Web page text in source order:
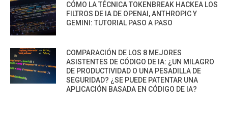
CÓMO LA TÉCNICA TOKENBREAK HACKEA LOS
FILTROS DE IA DE OPENAI, ANTHROPIC Y
GEMINI: TUTORIAL PASO A PASO
COMPARACIÓN DE LOS 8 MEJORES
ASISTENTES DE CÓDIGO DE IA: ¿UN MILAGRO
DE PRODUCTIVIDAD O UNA PESADILLA DE
SEGURIDAD? ¿SE PUEDE PATENTAR UNA
APLICACIÓN BASADA EN CÓDIGO DE IA?